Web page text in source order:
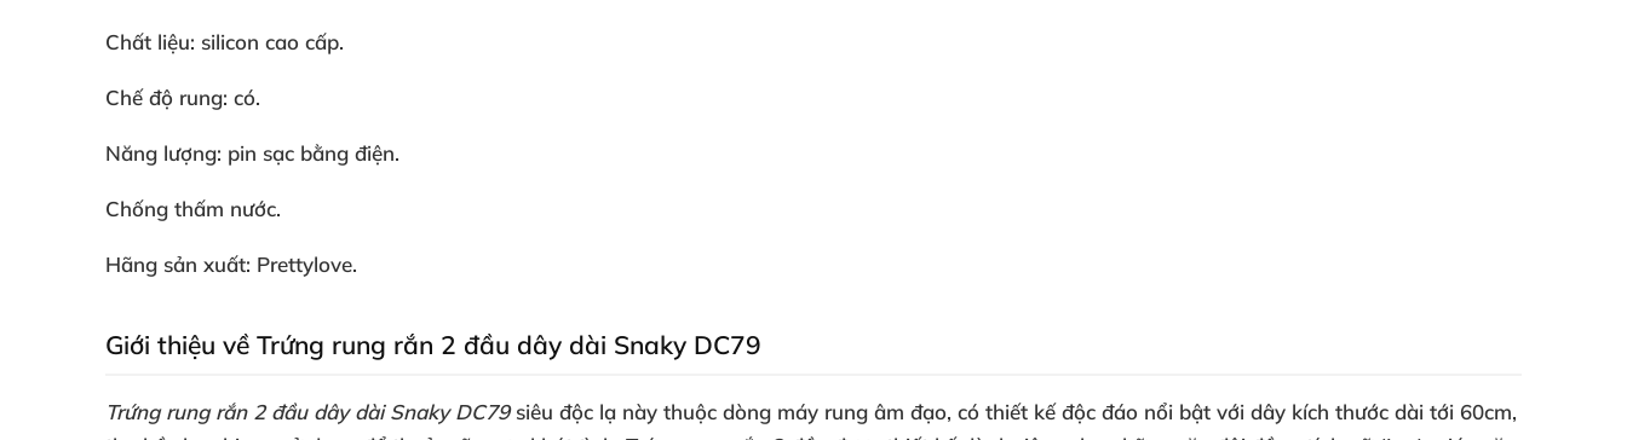
Chất liệu: silicon cao cấp.
Chế độ rung: có.
Năng lượng: pin sạc bằng điện.
Chống thấm nước.
Hãng sản xuất: Prettylove.
Giới thiệu về Trứng rung rắn 2 đầu dây dài Snaky DC79
Trứng rung rắn 2 đầu dây dài Snaky DC79 siêu độc lạ này thuộc dòng máy rung âm đạo, có thiết kế độc đáo nổi bật với dây kích thước dài tới 60cm,